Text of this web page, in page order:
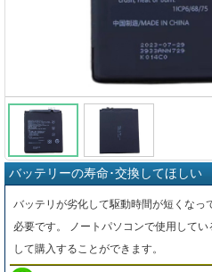
バッテリーの寿命･交換してほしい
バッテリが劣化して駆動時間が短くなっ
必要です。 ノートパソコンで使用して
して購入することができます。